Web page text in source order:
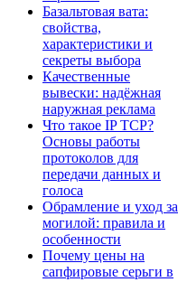
Базальтовая вата:
свойства,
характеристики и
секреты выбора
Качественные
вывески: надёжная
наружная реклама
Что такое IP TCP?
Основы работы
протоколов для
передачи данных и
голоса
Обрамление и уход за
могилой: правила и
особенности
Почему цены на
сапфировые серьги в